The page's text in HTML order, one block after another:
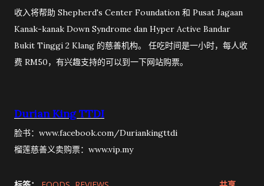
收入将帮助 Shepherd's Center Foundation 和 Pusat Jagaan
Kanak-kanak Down Syndrome dan Hyper Active Bandar
Bukit Tinggi 2 Klang 的慈善机构。 任吃时间是一小时，每人收
费 RM50，有兴趣支持的可以到一下网站购票。
Durian King TTDI
脸书：www.facebook.com/Duriankingttdi
榴莲慈善义卖购票：www.vip.my